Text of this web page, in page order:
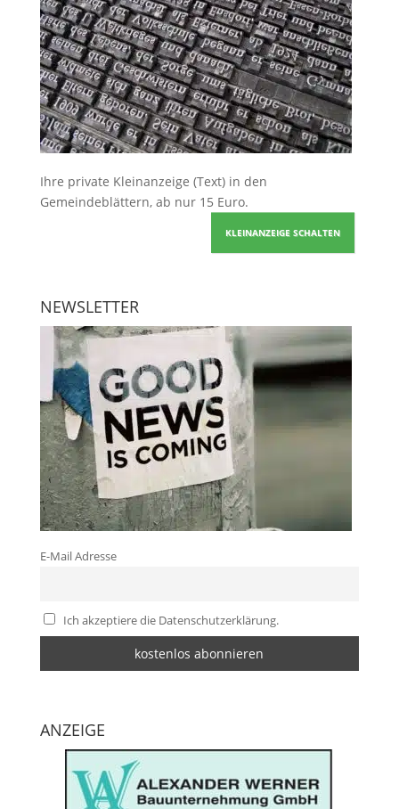
Ihre private Kleinanzeige (Text) in den
Gemeindeblättern, ab nur 15 Euro.
KLEINANZEIGE SCHALTEN
NEWSLETTER
E-Mail Adresse
Ich akzeptiere die Datenschutzerklärung.
ANZEIGE